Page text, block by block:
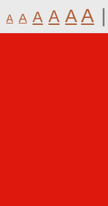
A A A A A A |